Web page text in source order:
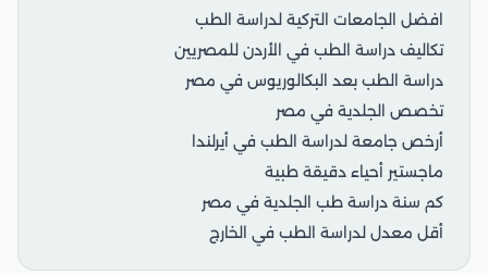
افضل الجامعات التركية لدراسة الطب
تكاليف دراسة الطب في الأردن للمصريين
دراسة الطب بعد البكالوريوس في مصر
تخصص الجلدية في مصر
أرخص جامعة لدراسة الطب في أيرلندا
ماجستير أحياء دقيقة طبية
كم سنة دراسة طب الجلدية في مصر
أقل معدل لدراسة الطب في الخارج